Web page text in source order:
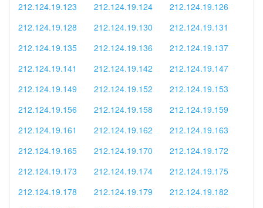
212.124.19.123
212.124.19.124
212.124.19.126
212.124.19.128
212.124.19.130
212.124.19.131
212.124.19.135
212.124.19.136
212.124.19.137
212.124.19.141
212.124.19.142
212.124.19.147
212.124.19.149
212.124.19.152
212.124.19.153
212.124.19.156
212.124.19.158
212.124.19.159
212.124.19.161
212.124.19.162
212.124.19.163
212.124.19.165
212.124.19.170
212.124.19.172
212.124.19.173
212.124.19.174
212.124.19.175
212.124.19.178
212.124.19.179
212.124.19.182